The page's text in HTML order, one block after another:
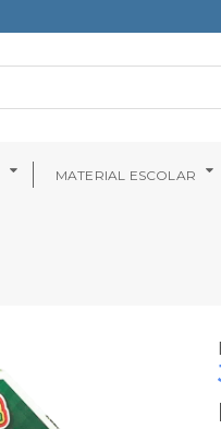
MATERIAL ESCOLAR